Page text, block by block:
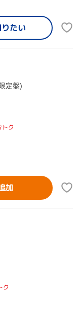
たい
定盤)
ク
加
ク